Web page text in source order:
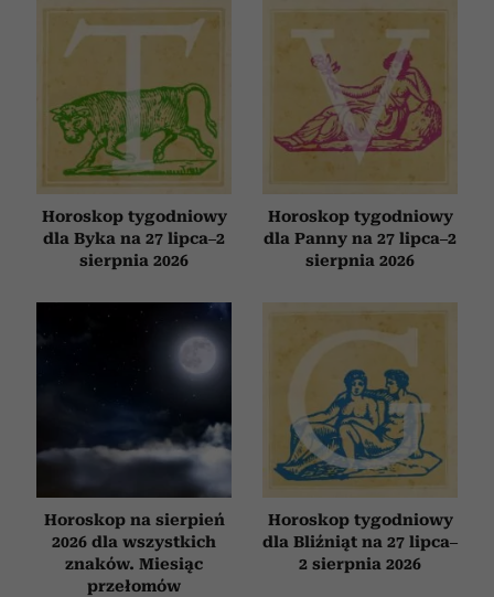
Horoskop tygodniowy
dla Byka na 27 lipca–2
sierpnia 2026
Horoskop tygodniowy
dla Panny na 27 lipca–2
sierpnia 2026
Horoskop na sierpień
2026 dla wszystkich
znaków. Miesiąc
przełomów
Horoskop tygodniowy
dla Bliźniąt na 27 lipca–
2 sierpnia 2026